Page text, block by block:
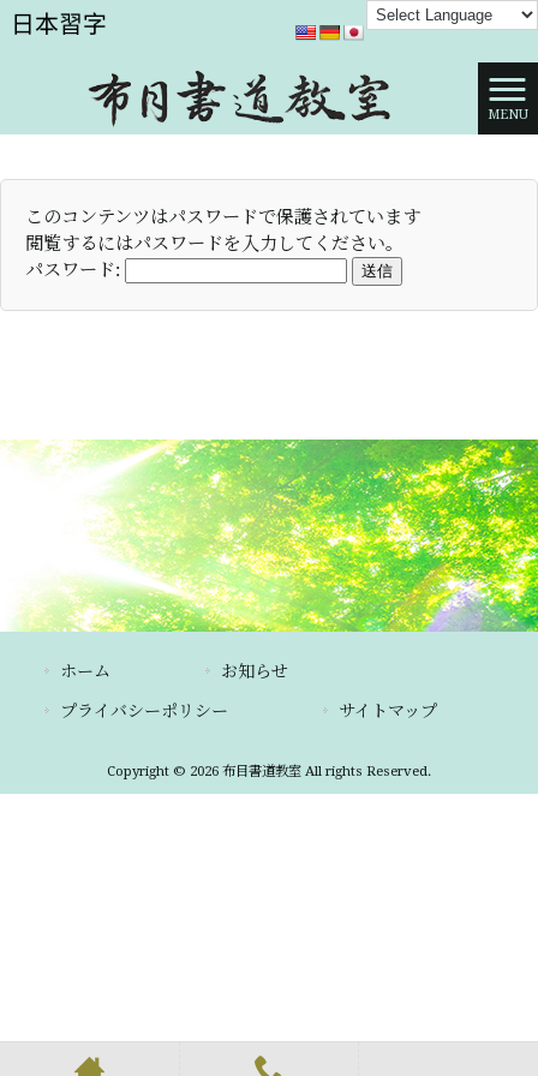
MENU
このコンテンツはパスワードで保護されています
閲覧するにはパスワードを入力してください。
パスワード:
送信
ホーム お知らせ
プライバシーポリシー サイトマップ
Copyright © 2026 布目書道教室 All rights Reserved.